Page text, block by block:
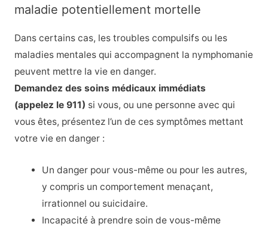
maladie potentiellement mortelle
Dans certains cas, les troubles compulsifs ou les
maladies mentales qui accompagnent la nymphomanie
peuvent mettre la vie en danger.
Demandez des soins médicaux immédiats
(appelez le 911) si vous, ou une personne avec qui
vous êtes, présentez l’un de ces symptômes mettant
votre vie en danger :
Un danger pour vous-même ou pour les autres,
y compris un comportement menaçant,
irrationnel ou suicidaire.
Incapacité à prendre soin de vous-même